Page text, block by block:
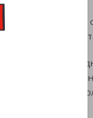
Вы всегда можете
текущего
в течение 1-2
или email,
(номер заказа,